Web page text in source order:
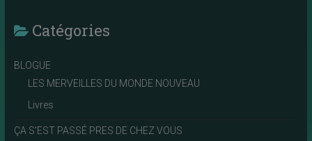
Catégories
BLOGUE
LES MERVEILLES DU MONDE NOUVEAU
Livres
ÇA S'EST PASSÉ PRES DE CHEZ VOUS